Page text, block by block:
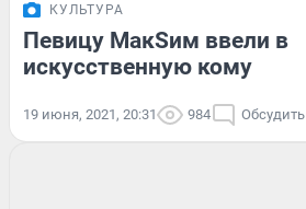
КУЛЬТУРА
Певицу МакSим ввели в
искусственную кому
19 июня, 2021, 20:31 984 Обсудить